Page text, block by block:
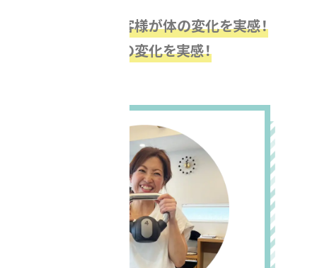
93.1%のお客様が体の変化を実感！
体の変化を実感！